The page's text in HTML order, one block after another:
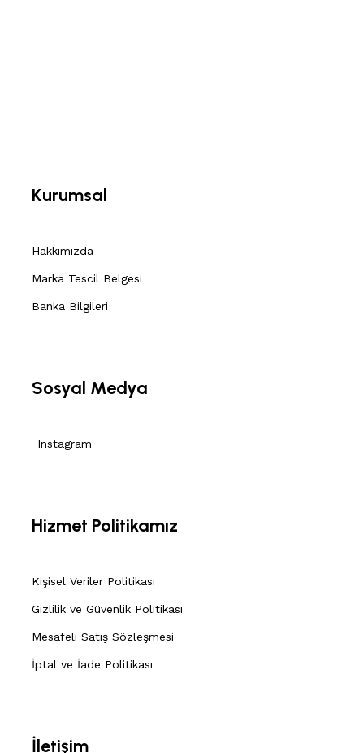
Kurumsal
Hakkımızda
Marka Tescil Belgesi
Banka Bilgileri
Sosyal Medya
Instagram
Hizmet Politikamız
Kişisel Veriler Politikası
Gizlilik ve Güvenlik Politikası
Mesafeli Satış Sözleşmesi
İptal ve İade Politikası
İletişim